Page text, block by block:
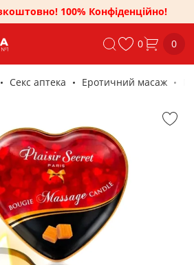
100% Конфіденційно!
0 0
Секс аптека Еротичний масаж